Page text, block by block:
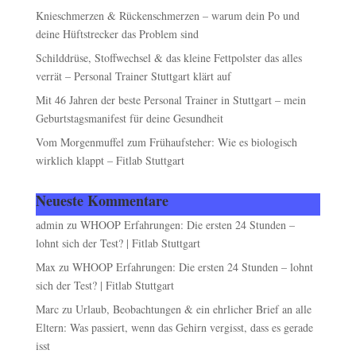
Knieschmerzen & Rückenschmerzen – warum dein Po und
deine Hüftstrecker das Problem sind
Schilddrüse, Stoffwechsel & das kleine Fettpolster das alles
verrät – Personal Trainer Stuttgart klärt auf
Mit 46 Jahren der beste Personal Trainer in Stuttgart – mein
Geburtstagsmanifest für deine Gesundheit
Vom Morgenmuffel zum Frühaufsteher: Wie es biologisch
wirklich klappt – Fitlab Stuttgart
Neueste Kommentare
adminzu WHOOP Erfahrungen: Die ersten 24 Stunden –
lohnt sich der Test? | Fitlab Stuttgart
Maxzu WHOOP Erfahrungen: Die ersten 24 Stunden – lohnt
sich der Test? | Fitlab Stuttgart
Marczu Urlaub, Beobachtungen & ein ehrlicher Brief an alle
Eltern: Was passiert, wenn das Gehirn vergisst, dass es gerade
isst